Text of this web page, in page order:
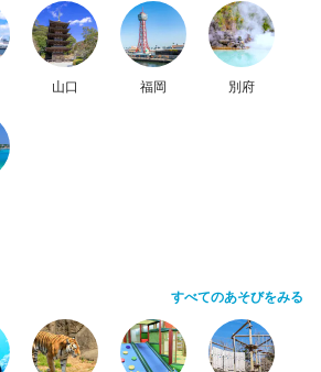
山口 福岡 別府
すべてのあそびをみる